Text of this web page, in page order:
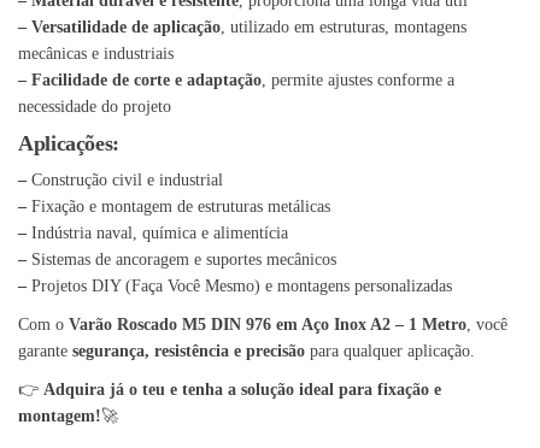
– Versatilidade de aplicação, utilizado em estruturas, montagens
mecânicas e industriais
– Facilidade de corte e adaptação, permite ajustes conforme a
necessidade do projeto
Aplicações:
– Construção civil e industrial
– Fixação e montagem de estruturas metálicas
– Indústria naval, química e alimentícia
– Sistemas de ancoragem e suportes mecânicos
– Projetos DIY (Faça Você Mesmo) e montagens personalizadas
Com o Varão Roscado M5 DIN 976 em Aço Inox A2 – 1 Metro, você
garante segurança, resistência e precisão para qualquer aplicação.
👉 Adquira já o teu e tenha a solução ideal para fixação e
montagem!🚀